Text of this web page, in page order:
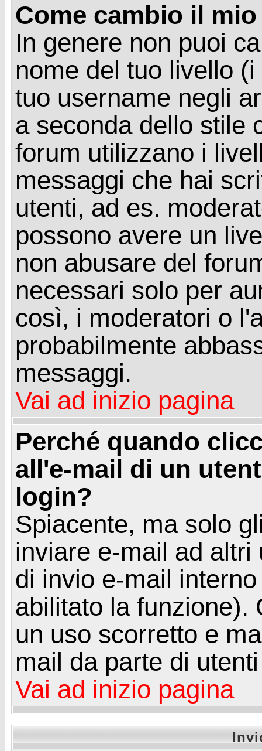
Come cambio il
In genere non puoi
nome del tuo livello
tuo username negli
a seconda dello stile
forum utilizzano i
messaggi che hai
utenti, ad es.
possono avere un
non abusare del
necessari solo per
così, i moderatori o
probabilmente
messaggi.
Vai ad inizio pagina
Perché quando
all'e-mail di un
login?
Spiacente, ma solo
inviare e-mail ad
di invio e-mail
abilitato la funzione).
un uso scorretto e
mail da parte di
Vai ad inizio pagina